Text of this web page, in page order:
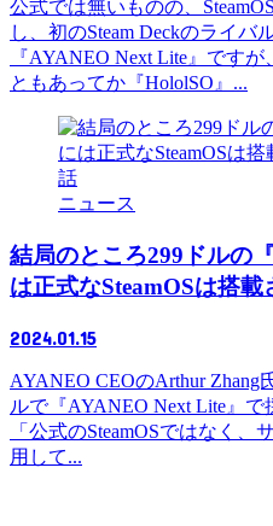
公式では無いものの、
し、初のSteam Deckのライバ
『AYANEO Next Lite』です
ともあってか『HololSO』...
ニュース
結局のところ299ドルの
は正式なSteamOSは搭
2024.01.15
AYANEO CEOのArthur Zhang
ルで『AYANEO Next Lite』
「公式のSteamOSではなく、
用して...